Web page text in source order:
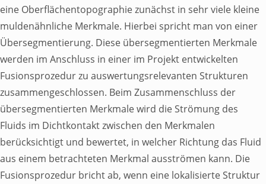
eine Oberflächentopographie zunächst in sehr viele kleine
muldenähnliche Merkmale. Hierbei spricht man von einer
Übersegmentierung. Diese übersegmentierten Merkmale
werden im Anschluss in einer im Projekt entwickelten
Fusionsprozedur zu auswertungsrelevanten Strukturen
zusammengeschlossen. Beim Zusammenschluss der
übersegmentierten Merkmale wird die Strömung des
Fluids im Dichtkontakt zwischen den Merkmalen
berücksichtigt und bewertet, in welcher Richtung das Fluid
aus einem betrachteten Merkmal ausströmen kann. Die
Fusionsprozedur bricht ab, wenn eine lokalisierte Struktur
Beiräte
Arbeitskreise
Vorstand
Geschäftsführung